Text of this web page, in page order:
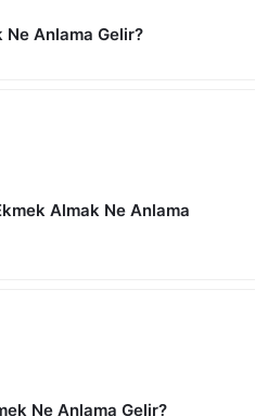
Ne Anlama Gelir?
Almak Ne Anlama
Ne Anlama Gelir?